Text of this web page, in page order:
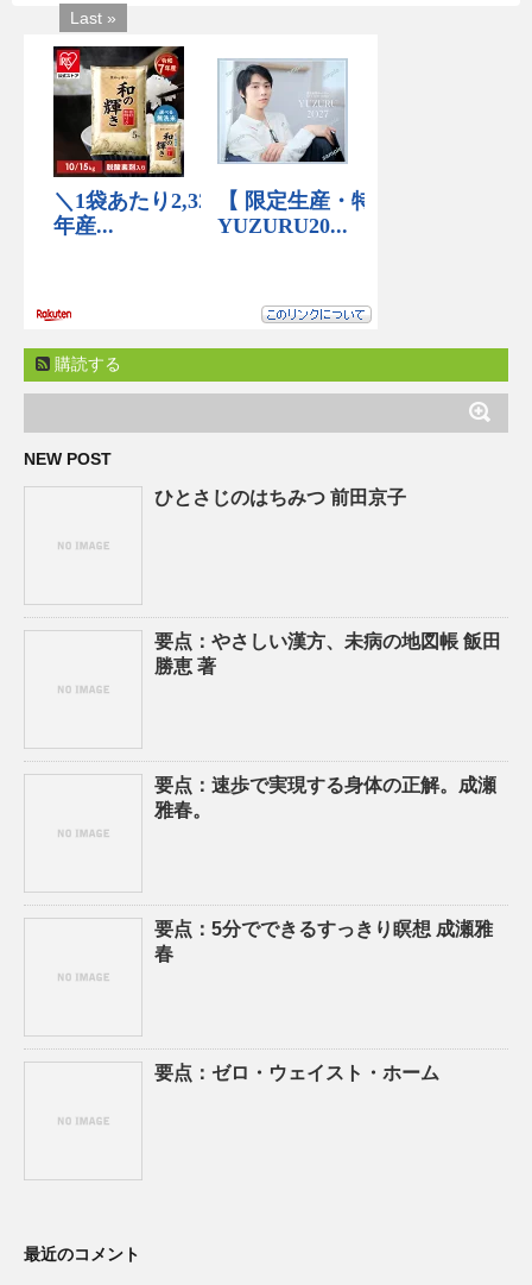
Last »
購読する
NEW POST
ひとさじのはちみつ 前田京子
要点：やさしい漢方、未病の地図帳 飯田
勝恵 著
要点：速歩で実現する身体の正解。成瀬
雅春。
要点：5分でできるすっきり瞑想 成瀬雅
春
要点：ゼロ・ウェイスト・ホーム
最近のコメント